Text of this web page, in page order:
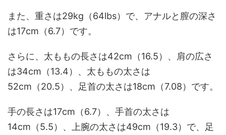
また、重さは29kg（64lbs）で、アナルと膣の深さ
は17cm（6.7）です。
さらに、太ももの長さは42cm（16.5）、肩の広さ
は34cm（13.4）、太ももの太さは
52cm（20.5）、足首の太さは18cm（7.08）です。
手の長さは17cm（6.7）、手首の太さは
14cm（5.5）、上腕の太さは49cm（19.3）で、足